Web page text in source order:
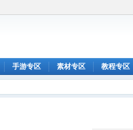
手游专区 素材专区 教程专区